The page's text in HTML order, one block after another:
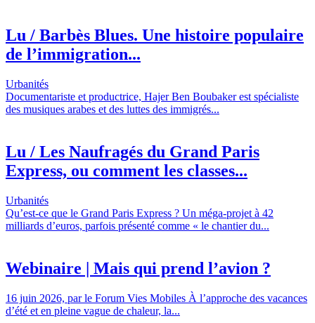
Lu / Barbès Blues. Une histoire populaire
de l’immigration...
Urbanités
Documentariste et productrice, Hajer Ben Boubaker est spécialiste
des musiques arabes et des luttes des immigrés...
Lu / Les Naufragés du Grand Paris
Express, ou comment les classes...
Urbanités
Qu’est-ce que le Grand Paris Express ? Un méga-projet à 42
milliards d’euros, parfois présenté comme « le chantier du...
Webinaire | Mais qui prend l’avion ?
16 juin 2026, par le Forum Vies Mobiles À l’approche des vacances
d’été et en pleine vague de chaleur, la...